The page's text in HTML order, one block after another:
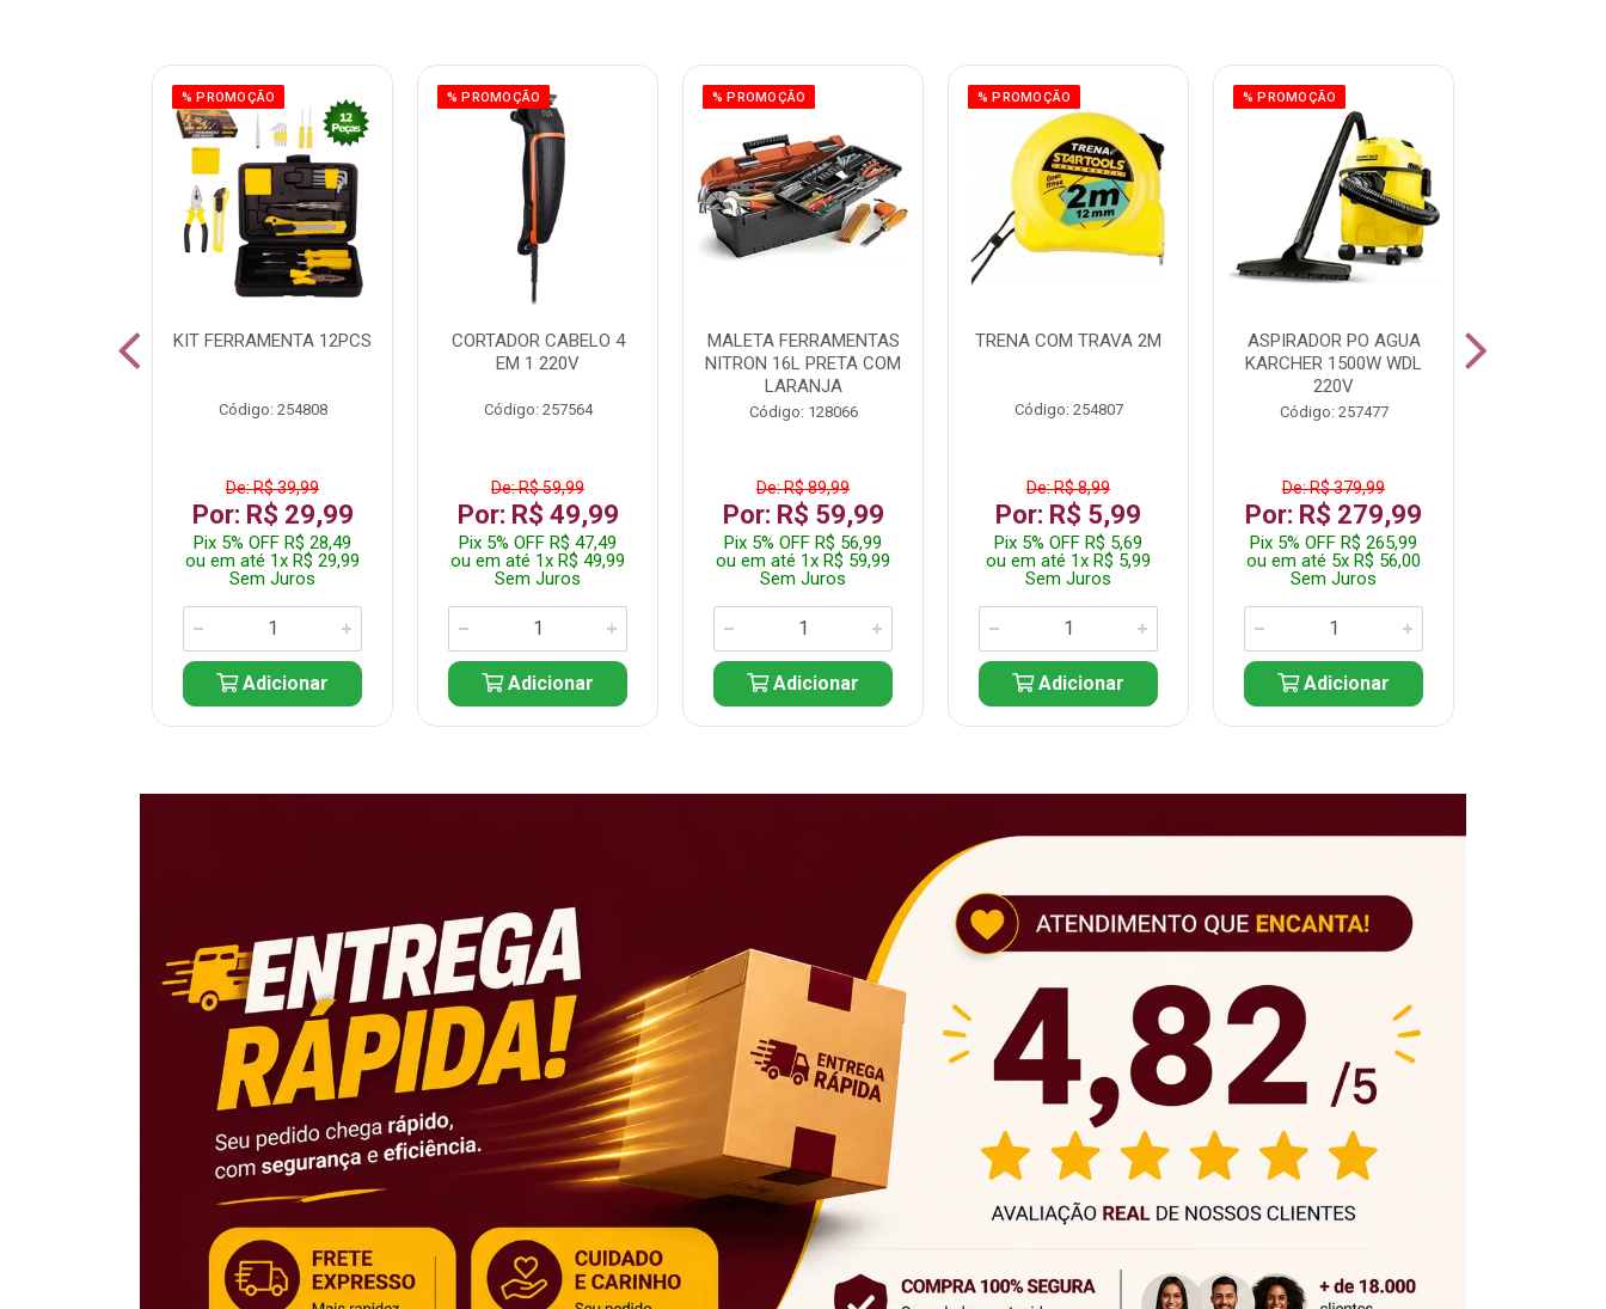
% PROMOÇÃO
KIT FERRAMENTA 12PCS
Código: 254808
De: R$ 39,99
Por: R$ 29,99
Pix 5% OFF R$ 28,49
ou em até 1x R$ 29,99
Sem Juros
Adicionar
% PROMOÇÃO
CORTADOR CABELO 4
EM 1 220V
Código: 257564
De: R$ 59,99
Por: R$ 49,99
Pix 5% OFF R$ 47,49
ou em até 1x R$ 49,99
Sem Juros
Adicionar
% PROMOÇÃO
MALETA FERRAMENTAS
NITRON 16L PRETA COM
LARANJA
Código: 128066
De: R$ 89,99
Por: R$ 59,99
Pix 5% OFF R$ 56,99
ou em até 1x R$ 59,99
Sem Juros
Adicionar
% PROMOÇÃO
TRENA COM TRAVA 2M
Código: 254807
De: R$ 8,99
Por: R$ 5,99
Pix 5% OFF R$ 5,69
ou em até 1x R$ 5,99
Sem Juros
Adicionar
% PROMOÇÃO
ASPIRADOR PO AGUA
KARCHER 1500W WDL
220V
Código: 257477
De: R$ 379,99
Por: R$ 279,99
Pix 5% OFF R$ 265,99
ou em até 5x R$ 56,00
Sem Juros
Adicionar